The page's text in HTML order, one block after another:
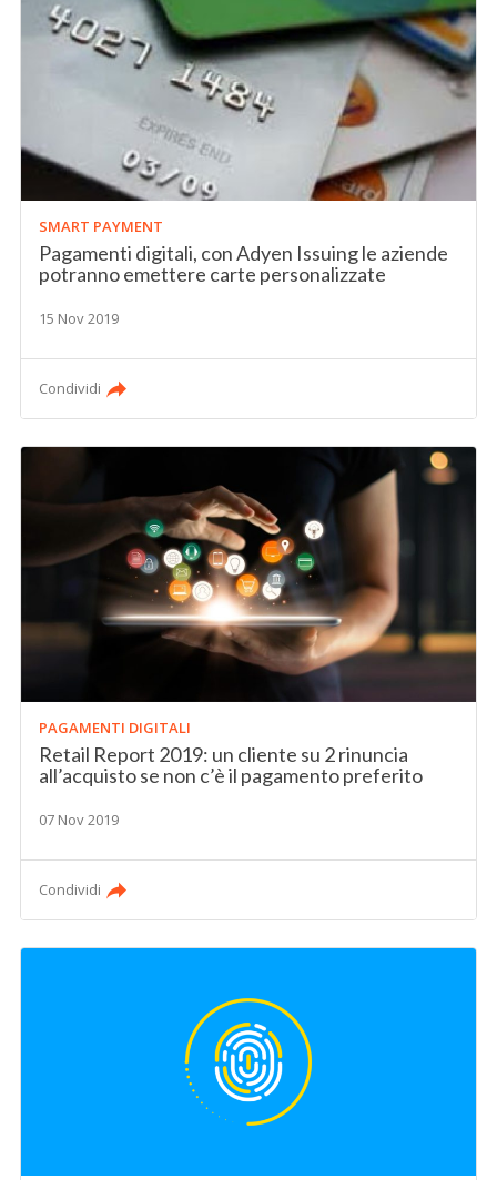
SMART PAYMENT
Pagamenti digitali, con Adyen Issuing le aziende
potranno emettere carte personalizzate
15 Nov 2019
Condividi
PAGAMENTI DIGITALI
Retail Report 2019: un cliente su 2 rinuncia
all’acquisto se non c’è il pagamento preferito
07 Nov 2019
Condividi